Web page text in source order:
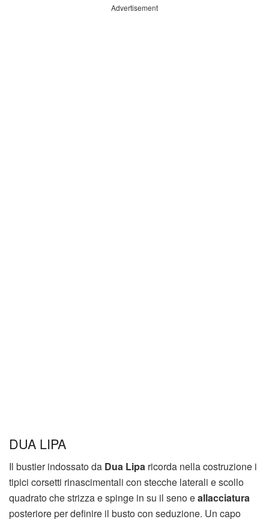
Advertisement
DUA LIPA
Il bustier indossato da Dua Lipa ricorda nella costruzione i
tipici corsetti rinascimentali con stecche laterali e scollo
quadrato che strizza e spinge in su il seno eallacciatura
posteriore per definire il busto con seduzione. Un capo